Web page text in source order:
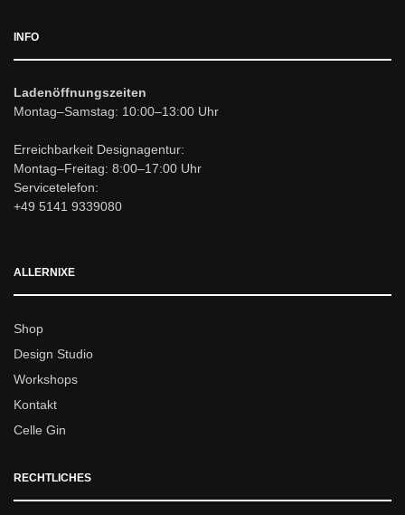
INFO
Ladenöffnungszeiten
Montag–Samstag: 10:00–13:00 Uhr
Erreichbarkeit Designagentur:
Montag–Freitag: 8:00–17:00 Uhr
Servicetelefon:
+49 5141 9339080
ALLERNIXE
Shop
Design Studio
Workshops
Kontakt
Celle Gin
RECHTLICHES